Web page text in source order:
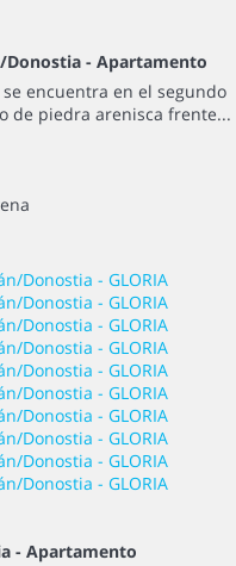
Donostia - Apartamento
encuentra en el segundo
de piedra arenisca frente...
- Apartamento